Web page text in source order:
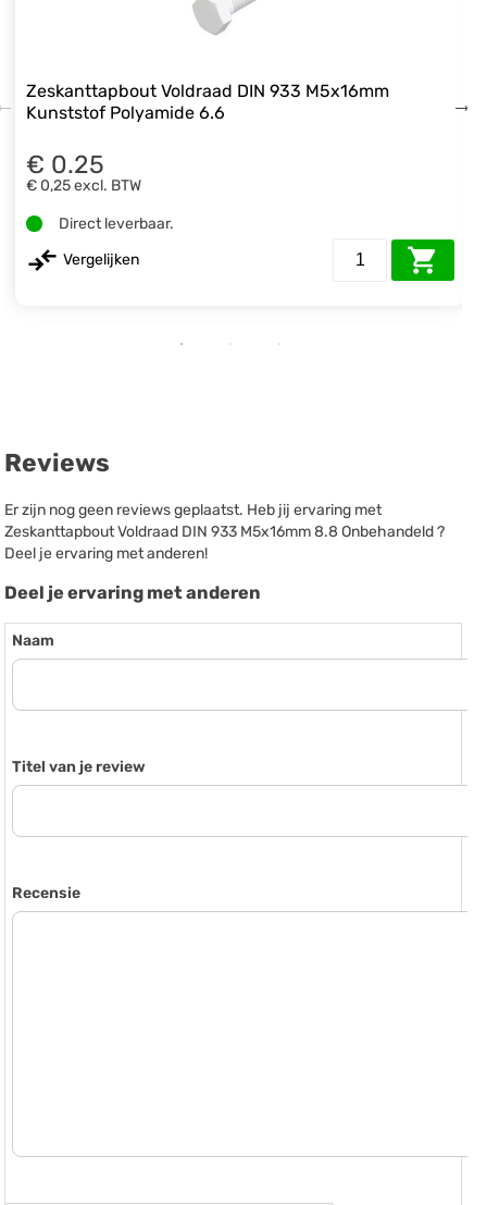
Zeskanttapbout Voldraad DIN 933 M5x16mm
Kunststof Polyamide 6.6
€ 0.25
€ 0,25excl. BTW
Direct leverbaar.
Vergelijken
Reviews
Er zijn nog geen reviews geplaatst. Heb jij ervaring met
Zeskanttapbout Voldraad DIN 933 M5x16mm 8.8 Onbehandeld ?
Deel je ervaring met anderen!
Deel je ervaring met anderen
Naam
Titel van je review
Recensie